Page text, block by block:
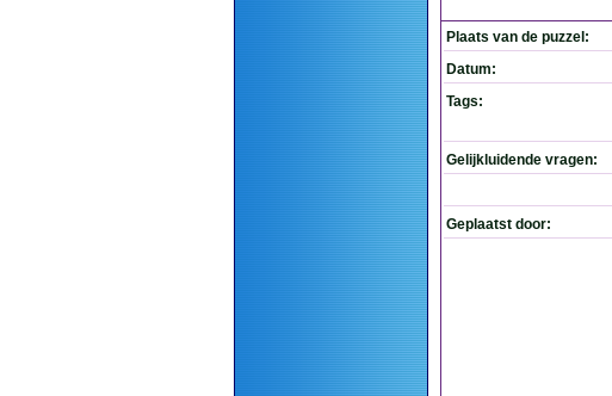
Plaats van de puzzel:
Datum:
Tags:
Gelijkluidende vragen:
Geplaatst door: